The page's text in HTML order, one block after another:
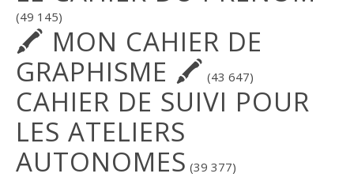
(49 145)
🖍 MON CAHIER DE
GRAPHISME 🖍 (43 647)
CAHIER DE SUIVI POUR
LES ATELIERS
AUTONOMES (39 377)